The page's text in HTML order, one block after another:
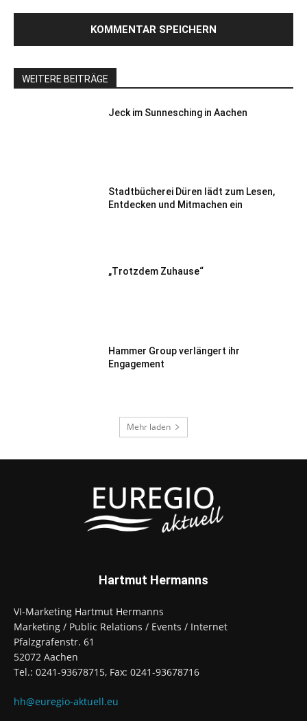
WEITERE BEITRÄGE
Jeck im Sunnesching in Aachen
Stadtbücherei Düren lädt zum Lesen,
Entdecken und Mitmachen ein
„Trotzdem Zuhause“
Hammer Group verlängert ihr
Engagement
Mehr laden
Hartmut Hermanns
VI-Marketing Hartmut Hermanns
Marketing / Public Relations / Events / Internet
Pfalzgrafenstr. 61
52072 Aachen
Tel.: 0241-93678715, Fax: 0241-93678716
hh@euregio-aktuell.eu